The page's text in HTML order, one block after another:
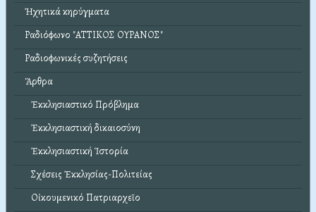
Ἠχητικά κηρύγματα
Ραδιόφωνο "ΑΤΤΙΚΟΣ ΟΥΡΑΝΟΣ"
Ραδιοφωνικές συζητήσεις
Ἄρθρα
Ἐκκλησιαστικό Πρόβλημα
Ἐκκλησιαστική δικαιοσύνη
Ἐκκλησιαστική Ἱστορία
Σχέσεις Ἐκκλησίας-Πολιτείας
Οἰκουμενικό Πατριαρχεῖο